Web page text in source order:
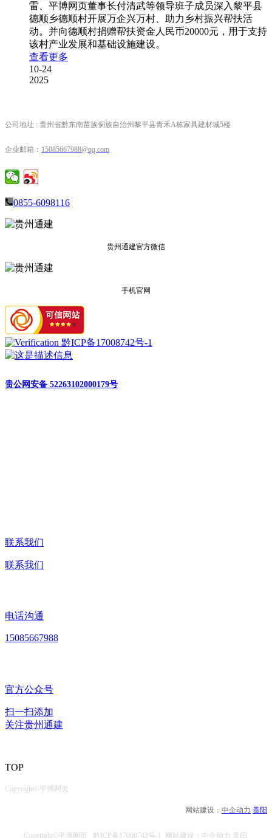
雷、平博网页董事长付清武等领导班子成员深入黎平县
德顺乡德顺村开展万企兴万村、助力乡村振兴帮扶活
动。并向德顺村捐赠帮扶资金人民币20000元，用于支持
该村产业发展和基础设施建设。
查看更多
10-24
2025
公司地址 : 贵州省黔东南苗族侗族自治州黎平县青禾A栋家具建材城5楼
企业邮箱： 15085667988@qq.com
0855-6098116
贵州通建官方微信
手机官网
黔ICP备17008742号-1
贵公网安备 52263102000179号
联系我们
联系我们
电话沟通
15085667988
官方公众号
扫一扫添加
关注贵州通建
TOP
Copyright©平博网页
网站建设： 中企动力 贵阳
Copyright©平博网页 黔ICP备17008742号-1 网站建设：中企动力 贵阳